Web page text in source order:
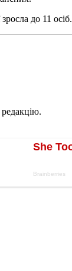
до 11 осіб.